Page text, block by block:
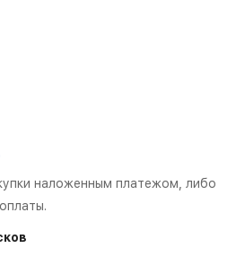
наложенным платежом, либо